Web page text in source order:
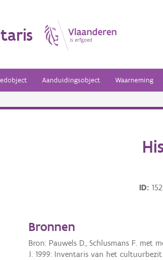
Aanduidingsobject Waarneming
ID
Bronnen
Bron: Pauwels D., Schlusmans F. met
J. 1999: Inventaris van het